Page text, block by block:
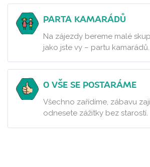
PARTA KAMARÁDŮ
Na zájezdy bereme malé
jako jste vy – partu kamarádů.
O VŠE SE POSTARÁME
Všechno zařídíme, zábavu
odnesete zážitky bez starostí.